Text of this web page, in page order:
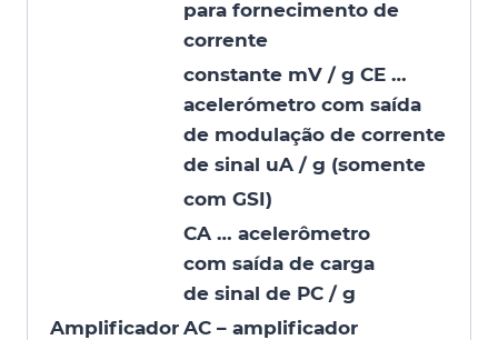
para fornecimento de
corrente
constante mV / g CE …
acelerómetro com saída
de modulação de corrente
de sinal uA / g (somente
com GSI)
CA … acelerômetro
com saída de carga
de sinal de PC / g
Amplificador AC – amplificador